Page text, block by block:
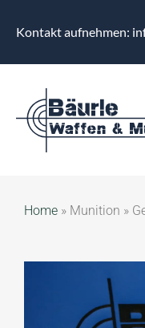
Kontakt aufnehmen:
Home » Munition »